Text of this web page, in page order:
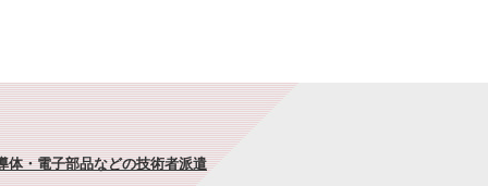
体・電子部品などの技術者派遣